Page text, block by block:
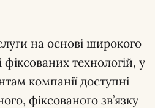
на основі широкого
фіксованих технологій, у
компанії доступні
фіксованого зв’язку